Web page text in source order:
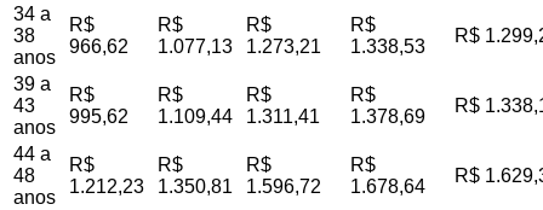
34 a
38
anos
R$
966,62
R$
1.077,13
R$
1.273,21
R$
1.338,53
R$
39 a
43
anos
R$
995,62
R$
1.109,44
R$
1.311,41
R$
1.378,69
R$
44 a
48
anos
R$
1.212,23
R$
1.350,81
R$
1.596,72
R$
1.678,64
R$